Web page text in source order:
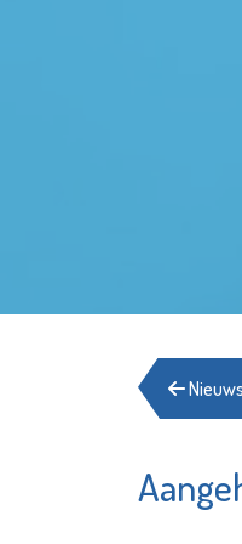
Nieuws
OproepCentrale